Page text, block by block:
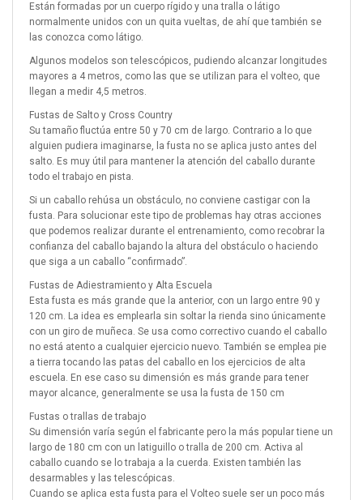
Están formadas por un cuerpo rígido y una tralla o látigo
normalmente unidos con un quita vueltas, de ahí que también se
las conozca como látigo.
Algunos modelos son telescópicos, pudiendo alcanzar longitudes
mayores a 4 metros, como las que se utilizan para el volteo, que
llegan a medir 4,5 metros.
Fustas de Salto y Cross Country
Su tamaño fluctúa entre 50 y 70 cm de largo. Contrario a lo que
alguien pudiera imaginarse, la fusta no se aplica justo antes del
salto. Es muy útil para mantener la atención del caballo durante
todo el trabajo en pista.
Si un caballo rehúsa un obstáculo, no conviene castigar con la
fusta. Para solucionar este tipo de problemas hay otras acciones
que podemos realizar durante el entrenamiento, como recobrar la
confianza del caballo bajando la altura del obstáculo o haciendo
que siga a un caballo “confirmado”.
Fustas de Adiestramiento y Alta Escuela
Esta fusta es más grande que la anterior, con un largo entre 90 y
120 cm. La idea es emplearla sin soltar la rienda sino únicamente
con un giro de muñeca. Se usa como correctivo cuando el caballo
no está atento a cualquier ejercicio nuevo. También se emplea pie
a tierra tocando las patas del caballo en los ejercicios de alta
escuela. En ese caso su dimensión es más grande para tener
mayor alcance, generalmente se usa la fusta de 150 cm
Fustas o trallas de trabajo
Su dimensión varía según el fabricante pero la más popular tiene un
largo de 180 cm con un latiguillo o tralla de 200 cm. Activa al
caballo cuando se lo trabaja a la cuerda. Existen también las
desarmables y las telescópicas.
Cuando se aplica esta fusta para el Volteo suele ser un poco más